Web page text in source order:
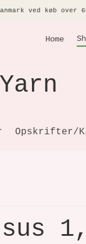
ved køb over
Home
Opskrifter/